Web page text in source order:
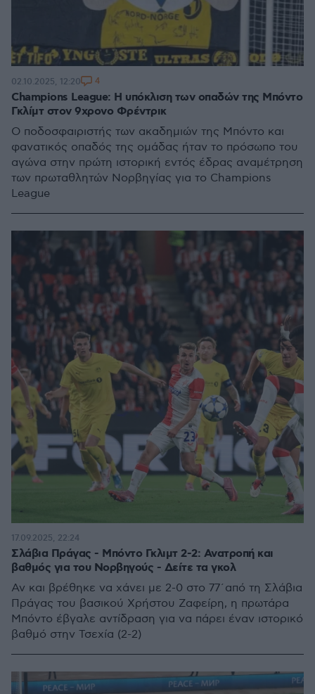
Champions League: Η υπόκλιση των οπαδών της Μπόντο
Γκλίμτ στον 9χρονο Φρέντρικ
Ο ποδοσφαιριστής των ακαδημιών της Μπόντο και
φανατικός οπαδός της ομάδας ήταν το πρόσωπο του
αγώνα στην πρώτη ιστορική εντός έδρας αναμέτρηση
των πρωταθλητών Νορβηγίας για το Champions
League
02.10.2025, 12:20 4
Σλάβια Πράγας - Μπόντο Γκλιμτ 2-2: Ανατροπή και
βαθμός για του Νορβηγούς - Δείτε τα γκολ
Αν και βρέθηκε να χάνει με 2-0 στο 77΄από τη Σλάβια
Πράγας του βασικού Χρήστου Ζαφείρη, η πρωτάρα
Μπόντο έβγαλε αντίδραση για να πάρει έναν ιστορικό
βαθμό στην Τσεχία (2-2)
17.09.2025, 22:24